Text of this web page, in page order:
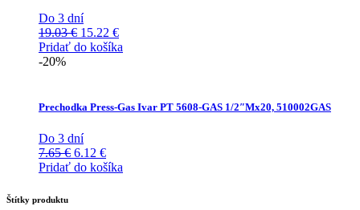
Do 3 dní
19.03€ Pôvodná
cena
15.22 €Aktuálna
cena
Pridať do košíka
-20%
Prechodka Press-Gas Ivar PT 5608-GAS 1/2″Mx20, 510002GAS
Do 3 dní
7.65€ Pôvodná
cena
6.12 €Aktuálna
cena
Pridať do košíka
Štítky produktu